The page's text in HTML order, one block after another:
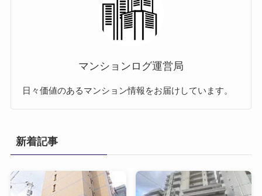
マンションログ運営局
日々価値のあるマンション情報をお届けしています。
新着記事